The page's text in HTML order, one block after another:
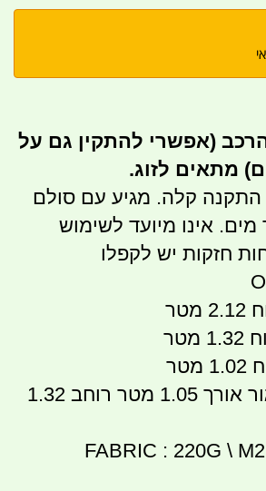
הרכב (אפשרי להתקין גם על
מתאים לזוג.
קלה. מגיע עם סולם
מים. אינו מיועד לשימוש
חזקות יש לקפלו
מידות במצב סגור אורך 1.05 מטר רוחב 1.32
FABRIC : 220G \